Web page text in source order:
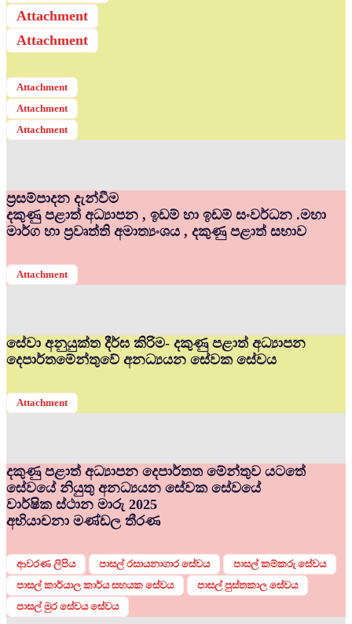
Attachment
Attachment
Attachment
Attachment
Attachment
ප්‍රසම්පාදන දැන්වීම
දකුණු පළාත් අධ්‍යාපන , ඉඩම් හා ඉඩම් සංවර්ධන .මහා
මාර්ග හා ප්‍රවෘත්ති අමාත්‍යංශය , දකුණු පළාත් සභාව
Attachment
සේවා අනුයුක්ත දීර්ඝ කිරිම- දකුණු පළාත් අධ්‍යාපන
දෙපාර්තමේන්තුවේ අනධ්‍යයන සේවක සේවය
Attachment
දකුණු පළාත් අධ්‍යාපන දෙපාර්තත මේන්තුව යටතේ
සේවයේ නියුතු අනධ්‍යයන සේවක සේවයේ
වාර්ෂික ස්ථාන මාරු 2025
අභියාචනා මණ්ඩල තීරණ
ආවරණ ලිපිය පාසල් රසායනාගාර සේවය
පාසල් කම්කරු සේවය
පාසල් කාර්යාල කාර්ය සහයක සේවය
පාසල් පුස්තකාල සේවය
පාසල් මුර සේවය සේවය